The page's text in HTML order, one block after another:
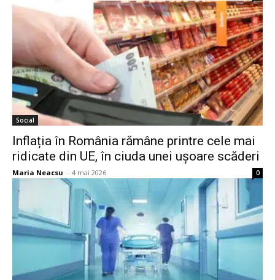
Social
Inflația în România rămâne printre cele mai
ridicate din UE, în ciuda unei ușoare scăderi
Maria Neacsu - 4 mai 2026 0